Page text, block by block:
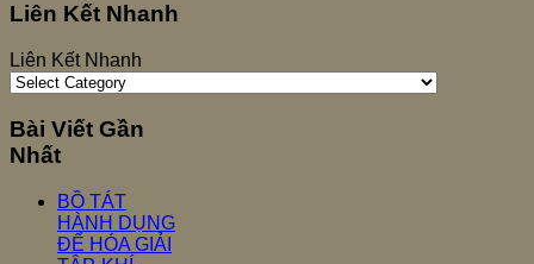
Liên Kết Nhanh
Liên Kết Nhanh
Bài Viết Gần
Nhất
BỒ TÁT
HÀNH DỤNG
ĐỂ HÓA GIẢI